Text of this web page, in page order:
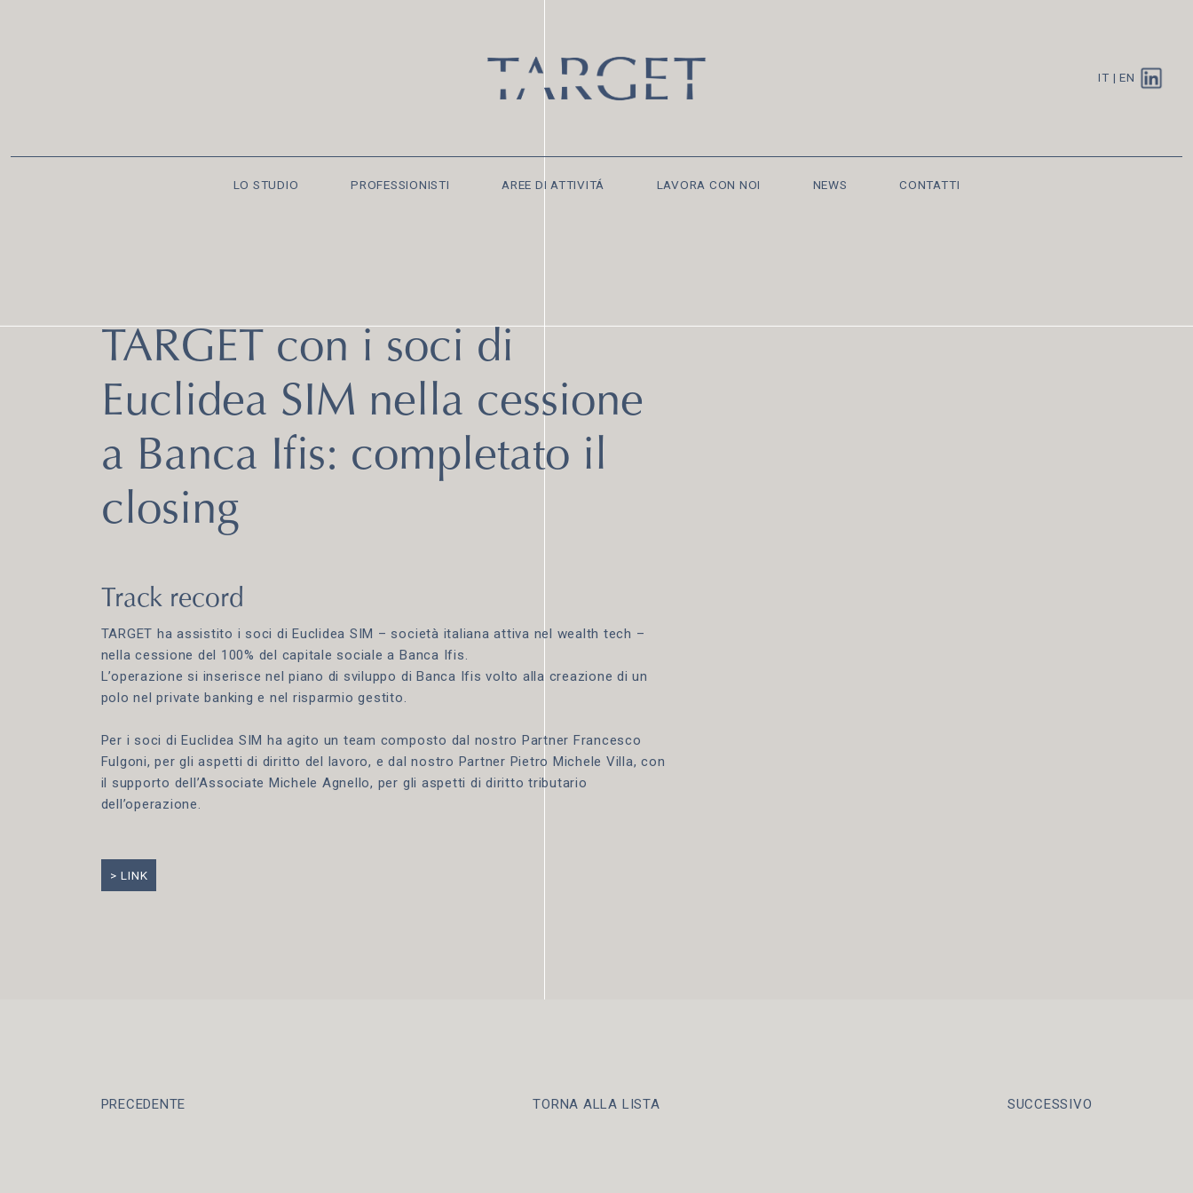
IT |EN
LO STUDIO PROFESSIONISTI AREE DI ATTIVITÁ LAVORA CON NOI NEWS CONTATTI
TARGET con i soci di
Euclidea SIM nella cessione
a Banca Ifis: completato il
closing
Track record
TARGET ha assistito i soci di Euclidea SIM – società italiana attiva nel wealth tech –
nella cessione del 100% del capitale sociale a Banca Ifis.
L’operazione si inserisce nel piano di sviluppo di Banca Ifis volto alla creazione di un
polo nel private banking e nel risparmio gestito.
Per i soci di Euclidea SIM ha agito un team composto dal nostro Partner Francesco
Fulgoni, per gli aspetti di diritto del lavoro, e dal nostro Partner Pietro Michele Villa, con
il supporto dell’Associate Michele Agnello, per gli aspetti di diritto tributario
dell’operazione.
LINK
PRECEDENTE TORNA ALLA LISTA SUCCESSIVO